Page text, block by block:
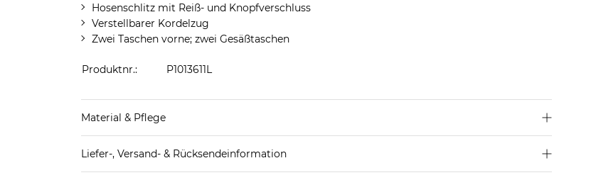
Hosenschlitz mit Reiß- und Knopfverschluss
Verstellbarer Kordelzug
Zwei Taschen vorne; zwei Gesäßtaschen
Produktnr.: P1013611L
Material & Pflege
Pflegekennzeichnung:
Liefer-, Versand- & Rücksendeinformation